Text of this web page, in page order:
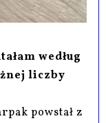
według
liczby
powstał z